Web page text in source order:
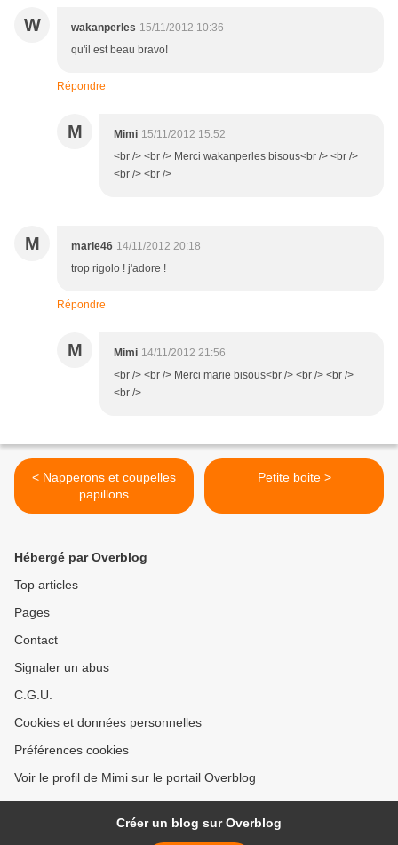
W wakanperles 15/11/2012 10:36
qu'il est beau bravo!
Répondre
M Mimi 15/11/2012 15:52
<br /> <br /> Merci wakanperles bisous<br /> <br />
<br /> <br />
M marie46 14/11/2012 20:18
trop rigolo ! j'adore !
Répondre
M Mimi 14/11/2012 21:56
<br /> <br /> Merci marie bisous<br /> <br /> <br />
<br />
< Napperons et coupelles
papillons
Petite boite >
Hébergé par Overblog
Top articles
Pages
Contact
Signaler un abus
C.G.U.
Cookies et données personnelles
Préférences cookies
Voir le profil de Mimi sur le portail Overblog
Créer un blog sur Overblog